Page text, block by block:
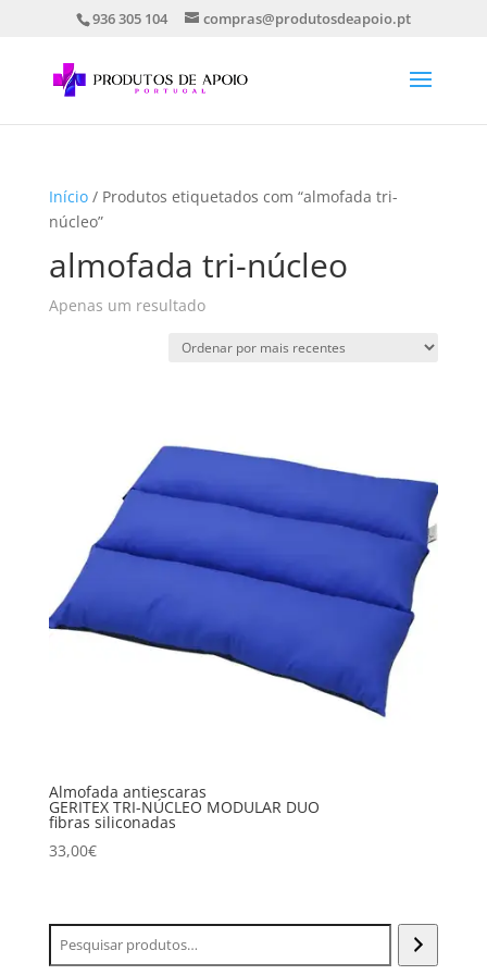
936 305 104 compras@produtosdeapoio.pt
Início/ Produtos etiquetados com “almofada tri-
núcleo”
almofada tri-núcleo
Apenas um resultado
Almofada antiescaras
GERITEX TRI-NÚCLEO MODULAR DUO
fibras siliconadas
33,00€